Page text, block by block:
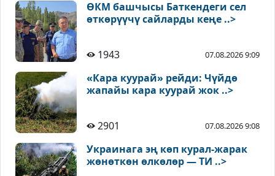
ӨКМ башчысы Баткендеги сел
өткөрүүчү сайларды кеңе ..>
1943 07.08.2026 9:09
«Кара куурай» рейди: Чүйдө
жапайы кара куурай жок ..>
2901 07.08.2026 9:08
Украинага эң көп курал-жарак
жөнөткөн өлкөлөр — ТИ ..>